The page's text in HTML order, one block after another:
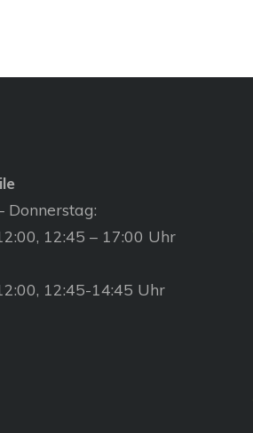
Donnerstag:
12:45 – 17:00 Uhr
12:45-14:45 Uhr